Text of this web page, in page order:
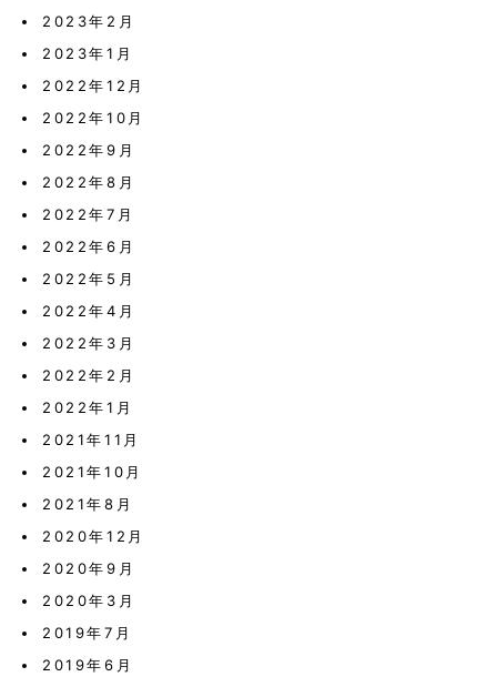
2023年2月
2023年1月
2022年12月
2022年10月
2022年9月
2022年8月
2022年7月
2022年6月
2022年5月
2022年4月
2022年3月
2022年2月
2022年1月
2021年11月
2021年10月
2021年8月
2020年12月
2020年9月
2020年3月
2019年7月
2019年6月